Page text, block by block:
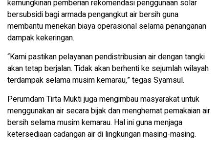
kemungkinan pemberian rekomendasi penggunaan solar
bersubsidi bagi armada pengangkut air bersih guna
membantu menekan biaya operasional selama penanganan
dampak kekeringan.
“Kami pastikan pelayanan pendistribusian air dengan tangki
akan tetap berjalan. Tidak akan berhenti ke sejumlah wilayah
terdampak selama musim kemarau,” tegas Syamsul.
Perumdam Tirta Mukti juga mengimbau masyarakat untuk
menggunakan air secara bijak dan menghemat pemakaian air
bersih selama musim kemarau. Hal ini guna menjaga
ketersediaan cadangan air di lingkungan masing-masing.